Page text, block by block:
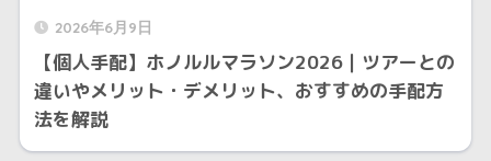
2026年6月9日
【個人手配】ホノルルマラソン2026｜ツアーとの
違いやメリット・デメリット、おすすめの手配方
法を解説